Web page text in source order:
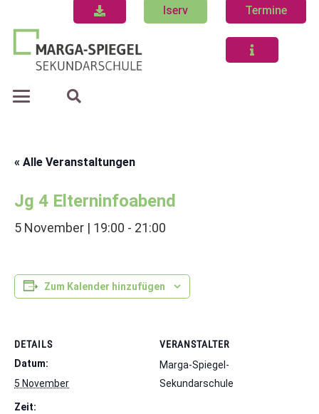
Iserv Termine
« Alle Veranstaltungen
Jg 4 Elterninfoabend
5 November | 19:00 - 21:00
Zum Kalender hinzufügen
DETAILS
Datum:
5 November
Zeit:
VERANSTALTER
Marga-Spiegel-
Sekundarschule